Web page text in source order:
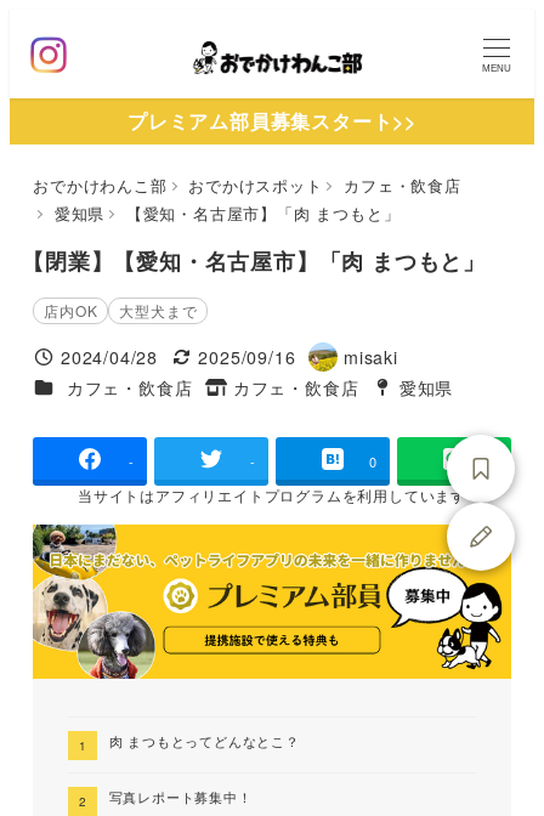
ン
MENU
プレミアム部員募集スタート>>
おでかけわんこ部 おでかけスポット
カフェ・飲食店
愛知県
【愛知・名古屋市】「肉 まつもと」
【閉業】【愛知・名古屋市】「肉 まつもと」
店内OK 大型犬まで
投稿日
2024/04/28
更新日
2025/09/16
著
者
misaki
施設ジャンル
カフェ・飲食店
タグ
カフェ・飲食店
タグ
愛知県
- - 0
当サイトはアフィリエイトプログラムを利用しています
肉 まつもとってどんなとこ？
写真レポート募集中！